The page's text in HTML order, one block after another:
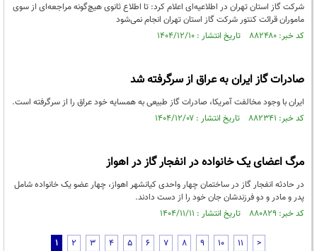
شرکت گاز استان تهران در اطلاعیه‌ای اعلام کرد: تا اطلاع ثانوی هیچ‌گونه مراجعه‌ای از سوی
ماموران قرائت کنتور شرکت گاز استان تهران انجام نمی‌شود
کد خبر: ۸۸۲۴۸۰ تاریخ انتشار : ۱۴۰۴/۱۲/۱۰
صادرات گاز ایران به عراق از سرگرفته شد
ایران با وجود مخالفت آمریکا، صادرات گاز طبیعی به همسایه خود عراق را از سرگرفته است.
کد خبر: ۸۸۲۳۴۱ تاریخ انتشار : ۱۴۰۴/۱۲/۰۷
مرگ اعضای یک خانواده در انفجار گاز در اهواز
در حادثه انفجار گاز در ساختمان چهار واحدی کیانشهر اهواز، چهار عضو یک خانواده شامل
پدر و مادر و دو فرزندشان جان خود را از دست دادند.
کد خبر: ۸۸۰۸۲۹ تاریخ انتشار : ۱۴۰۴/۱۱/۱۱
1 2 3 4 5 6 7 8 9 10 11 >